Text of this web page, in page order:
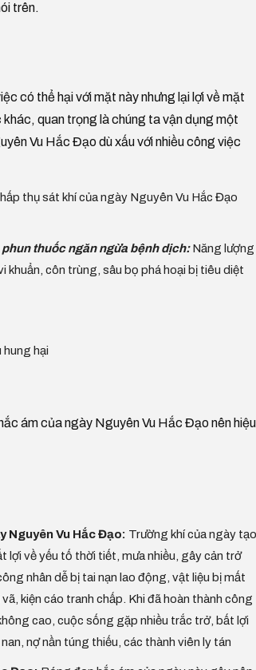
trên.
có thể hại với mặt này nhưng lại lợi về mặt
quan trọng là chúng ta vận dụng một
Vu Hắc Đạo dù xấu với nhiều công việc
thụ sát khí của ngày Nguyên Vu Hắc Đạo
thuốc ngăn ngừa bệnh dịch:Năng lượng
khuẩn, côn trùng, sâu bọ phá hoại bị tiêu diệt
hại
ám của ngày Nguyên Vu Hắc Đạo nên hiệu
Nguyên Vu Hắc Đạo: Trường khí của ngày tạo
lợi về yếu tố thời tiết, mưa nhiều, gây cản trở
nhân dễ bị tai nạn lao động, vật liệu bị mất
kiện cáo tranh chấp. Khi đã hoàn thành công
cao, cuộc sống gặp nhiều trắc trở, bất lợi
nợ nần túng thiếu, các thành viên ly tán